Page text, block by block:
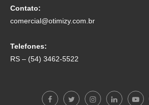
Contato:
comercial@otimizy.com.br
Telefones:
RS – (54) 3462-5522